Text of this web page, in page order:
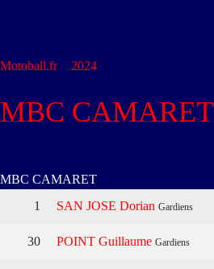
Motoball.fr> 2024
MBC CAMARET
MBC CAMARET
1
SAN JOSE Dorian Gardiens
30 POINT Guillaume Gardiens